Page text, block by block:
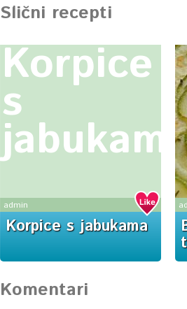
Slični recepti
Korpice
s
admin
Korpice s jabukama
Komentari